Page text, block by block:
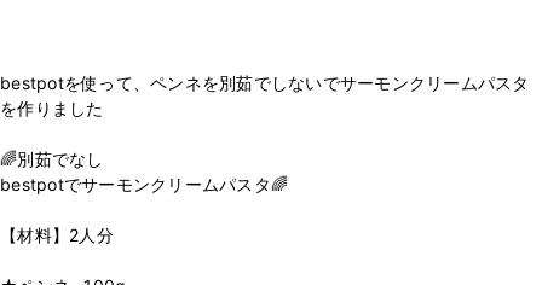
bestpotを使って、ペンネを別茹でしないでサーモンクリームパスタ
を作りました
🌈別茹でなし
bestpotでサーモンクリームパスタ🌈
【材料】2人分